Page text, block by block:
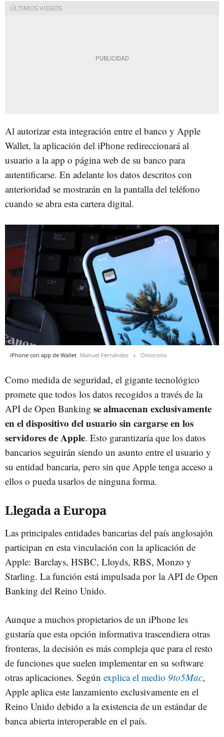
Al autorizar esta integración entre el banco y Apple
Wallet, la aplicación del iPhone redireccionará al
usuario a la app o página web de su banco para
autentificarse. En adelante los datos descritos con
anterioridad se mostrarán en la pantalla del teléfono
cuando se abra esta cartera digital.
iPhone con app de Wallet Manuel Fernández Omicrono
Como medida de seguridad, el gigante tecnológico
promete que todos los datos recogidos a través de la
API de Open Banking se almacenan exclusivamente
en el dispositivo del usuario sin cargarse en los
servidores de Apple. Esto garantizaría que los datos
bancarios seguirán siendo un asunto entre el usuario y
su entidad bancaria, pero sin que Apple tenga acceso a
ellos o pueda usarlos de ninguna forma.
Llegada a Europa
Las principales entidades bancarias del país anglosajón
participan en esta vinculación con la aplicación de
Apple: Barclays, HSBC, Lloyds, RBS, Monzo y
Starling. La función está impulsada por la API de Open
Banking del Reino Unido.
Aunque a muchos propietarios de un iPhone les
gustaría que esta opción informativa trascendiera otras
fronteras, la decisión es más compleja que para el resto
de funciones que suelen implementar en su software
otras aplicaciones. Según explica el medio 9to5Mac,
Apple aplica este lanzamiento exclusivamente en el
Reino Unido debido a la existencia de un estándar de
banca abierta interoperable en el país.